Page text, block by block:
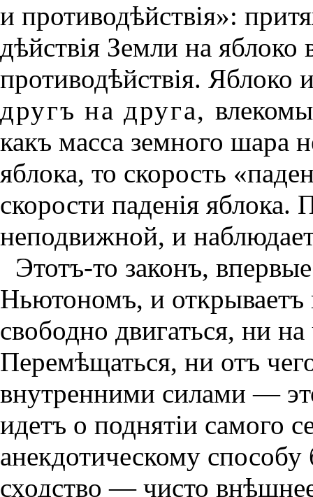
и противодѣйствiя»:
дѣйствiя Земли на
противодѣйствiя. Яблоко
другъ на друга,
какъ масса земного шара
яблока, то скорость
скорости паденiя яблока.
неподвижной, и
Этотъ-то законъ,
Ньютономъ, и
свободно двигаться, ни
Перемѣщаться, ни отъ
внутренними силами —
идетъ о поднятiи самого
анекдотическому
сходство — чисто